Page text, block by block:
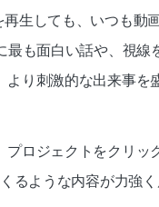
再生しても、いつも
最も面白い話や、視
り刺激的な出来事を
ロジェクトをクリッ
るような内容が力強